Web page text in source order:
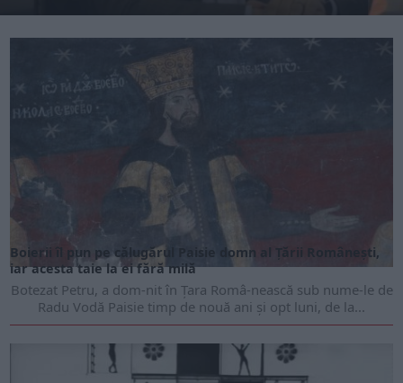
Boierii îl pun pe călugărul Paisie domn al Țării Românești,
iar acesta taie la ei fără milă
Botezat Petru, a dom-nit în Țara Româ-nească sub nume-le de
Radu Vodă Paisie timp de nouă ani și opt luni, de la...